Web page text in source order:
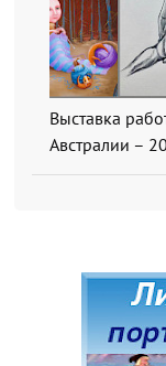
Выставка
Австралии –